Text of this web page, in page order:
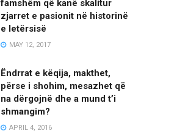
famshëm që kanë skalitur
zjarret e pasionit në historinë
e letërsisë
MAY 12, 2017
Ëndrrat e këqija, makthet,
përse i shohim, mesazhet që
na dërgojnë dhe a mund t’i
shmangim?
APRIL 4, 2016